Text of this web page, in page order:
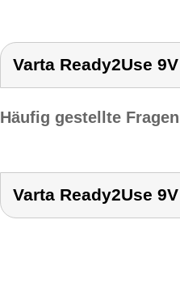
Varta Ready2Use 9V
Häufig gestellte
Varta Ready2Use 9V